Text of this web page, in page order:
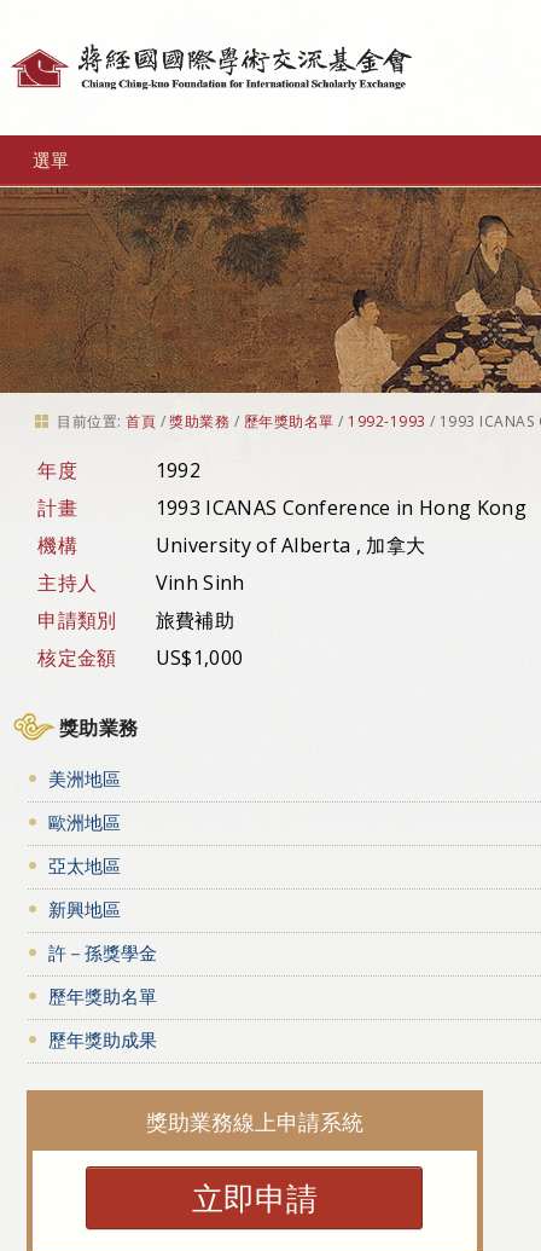
選單
目前位置: 首頁 /獎助業務 / 歷年獎助名單 / 1992-1993 / 1993
年度
1992
計畫
1993 ICANAS Conference in Hong Kong
機構
University of Alberta , 加拿大
主持人
Vinh Sinh
申請類別
旅費補助
核定金額
US$1,000
獎助業務
美洲地區
歐洲地區
亞太地區
新興地區
許－孫獎學金
歷年獎助名單
歷年獎助成果
獎助業務線上申請系統
立即申請